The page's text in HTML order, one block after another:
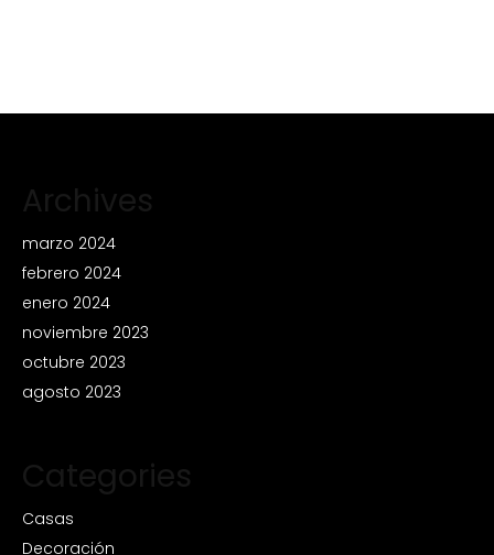
Archives
marzo 2024
febrero 2024
enero 2024
noviembre 2023
octubre 2023
agosto 2023
Categories
Casas
Decoración